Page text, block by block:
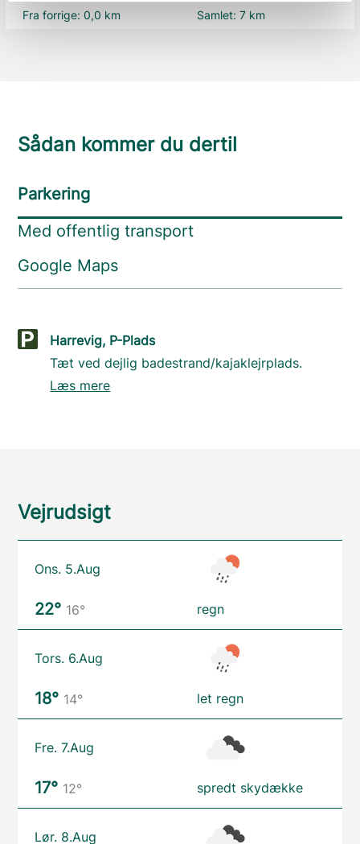
Fra forrige:0,0 km Samlet: 7 km
Sådan kommer du dertil
Parkering
Med offentlig transport
Google Maps
Harrevig, P-Plads
Tæt ved dejlig badestrand/kajaklejrplads.
Læs mere
Vejrudsigt
Ons. 5.Aug
22° 16° regn
Tors. 6.Aug
18° 14° let regn
Fre. 7.Aug
17° 12° spredt skydække
Lør. 8.Aug